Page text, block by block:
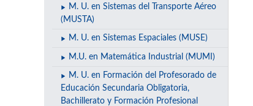
M. U. en Sistemas del Transporte Aéreo
(MUSTA)
M. U. en Sistemas Espaciales (MUSE)
M.U. en Matemática Industrial (MUMI)
M. U. en Formación del Profesorado de
Educación Secundaria Obligatoria,
Bachillerato y Formación Profesional